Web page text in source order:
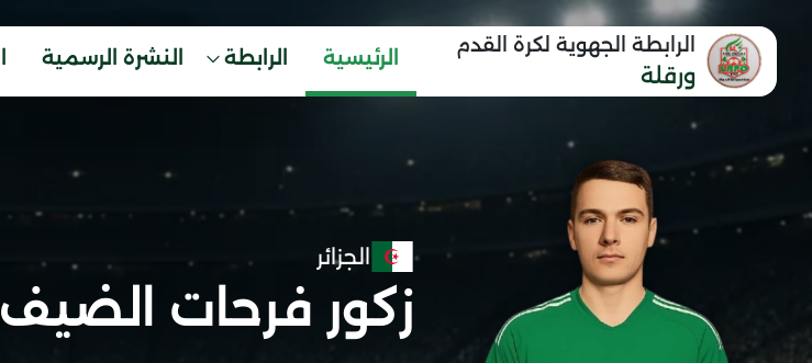
الرابطة الجهوية لكرة القدم
ورقلة
الرئيسية الرابطة النشرة الرسمية
الجزائر
زكور فرحات الضيف